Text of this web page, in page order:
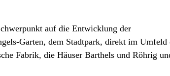
auf die Entwicklung der
Garten, dem Stadtpark, direkt im Umfeld
Fabrik, die Häuser Barthels und Röhrig